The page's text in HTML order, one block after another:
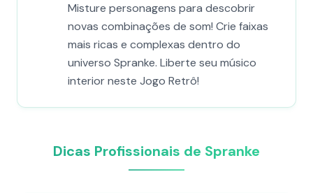
Misture personagens para descobrir
novas combinações de som! Crie faixas
mais ricas e complexas dentro do
universo Spranke. Liberte seu músico
interior neste Jogo Retrô!
Dicas Profissionais de Spranke